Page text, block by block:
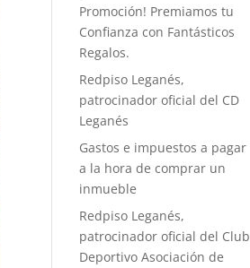
Promoción! Premiamos tu
Confianza con Fantásticos
Regalos.
Redpiso Leganés,
patrocinador oficial del CD
Leganés
Gastos e impuestos a pagar
a la hora de comprar un
inmueble
Redpiso Leganés,
patrocinador oficial del Club
Deportivo Asociación de